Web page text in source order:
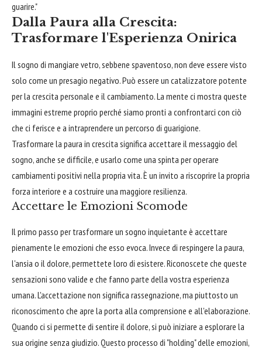
guarire."
Dalla Paura alla Crescita:
Trasformare l'Esperienza Onirica
Il sogno di mangiare vetro, sebbene spaventoso, non deve essere visto
solo come un presagio negativo. Può essere un catalizzatore potente
per la crescita personale e il cambiamento. La mente ci mostra queste
immagini estreme proprio perché siamo pronti a confrontarci con ciò
che ci ferisce e a intraprendere un percorso di guarigione.
Trasformare la paura in crescita significa accettare il messaggio del
sogno, anche se difficile, e usarlo come una spinta per operare
cambiamenti positivi nella propria vita. È un invito a riscoprire la propria
forza interiore e a costruire una maggiore resilienza.
Accettare le Emozioni Scomode
Il primo passo per trasformare un sogno inquietante è accettare
pienamente le emozioni che esso evoca. Invece di respingere la paura,
l'ansia o il dolore, permettete loro di esistere. Riconoscete che queste
sensazioni sono valide e che fanno parte della vostra esperienza
umana. L'accettazione non significa rassegnazione, ma piuttosto un
riconoscimento che apre la porta alla comprensione e all'elaborazione.
Quando ci si permette di sentire il dolore, si può iniziare a esplorare la
sua origine senza giudizio. Questo processo di "holding" delle emozioni,